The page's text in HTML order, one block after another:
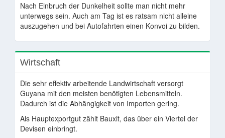
Nach Einbruch der Dunkelheit sollte man nicht mehr
unterwegs sein. Auch am Tag ist es ratsam nicht alleine
auszugehen und bei Autofahrten einen Konvoi zu bilden.
Wirtschaft
Die sehr effektiv arbeitende Landwirtschaft versorgt
Guyana mit den meisten benötigten Lebensmitteln.
Dadurch ist die Abhängigkeit von Importen gering.
Als Hauptexportgut zählt Bauxit, das über ein Viertel der
Devisen einbringt.